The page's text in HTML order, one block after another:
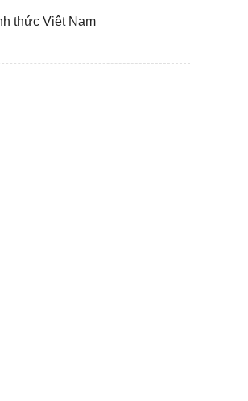
thức Việt Nam